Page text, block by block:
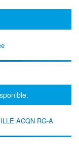
ACQN RG-A